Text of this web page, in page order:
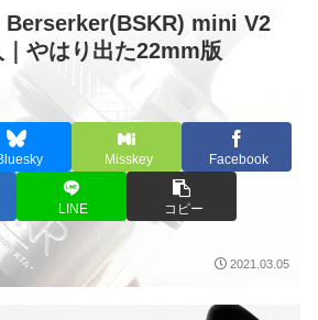
Berserker(BSKR) mini V2
やはり出た22mm版
Misskey Facebook
LINE コピー
2021.03.05